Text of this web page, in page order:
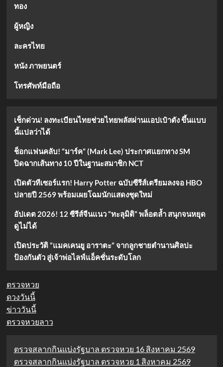
ทอง
ผู้หญิง
ละครไทย
หนัง ภาพยนตร์
โทรศัพท์มือถือ
เช็กด่วน! ลงทะเบียนไทยช่วยไทยพลัสผ่านแอปเป๋าตัง ขึ้นแบบ
นี้แปลว่าได้
ช็อกแฟนคลับ! “มาร์ค” (Mark Lee) ประกาศแยกทาง SM
ปิดฉากเส้นทาง 10 ปีในฐานะสมาชิก NCT
เปิดตัวทีเซอร์แรก! Harry Potter ฉบับซีรีส์เตรียมลงจอ HBO
ปลายปี 2569 พร้อมเผยโฉมนักแสดงชุดใหม่
อัปเดต 2026! 12 ซีรีส์จีนแนว “ทะลุมิติ” พล็อตล้ำ สนุกจนหยุด
ดูไม่ได้
เปิดประวัติ “แมคเคนยู อาราตะ” จากลูกชายตำนานศิลปะ
ป้องกันตัว สู่เจ้าพ่อไลฟ์แอ็คชั่นระดับโลก
ตรวจหวย
ดวงวันนี้
ข่าววันนี้
ตรวจหวยลาว
ตรวจสลากกินแบ่งรัฐบาล ตรวจหวย 16 สิงหาคม 2569
ตรวจสลากกินแบ่งรัฐบาล ตรวจหวย 1 สิงหาคม 2569